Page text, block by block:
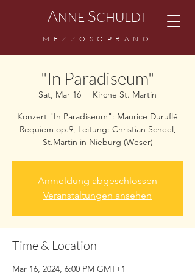
ANNE SCHULDT
MEZZOSOPRANO
"In Paradiseum"
Sat, Mar 16
  |
Kirche St. Martin
Konzert "In Paradiseum": Maurice Duruflé
Requiem op.9, Leitung: Christian Scheel,
St.Martin in Nieburg (Weser)
Anmeldung abgeschlossen
Veranstaltungen ansehen
Time & Location
Mar 16, 2024, 6:00 PM GMT+1